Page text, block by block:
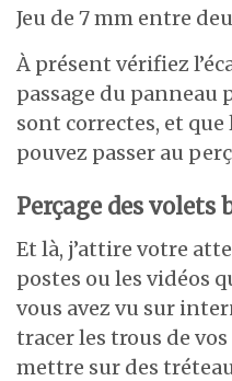
Jeu de 7 mm entre
À présent vérifiez
passage du panneau
sont correctes, et
pouvez passer au
Perçage des volets
Et là, j’attire votre
postes ou les vidéos
vous avez vu sur
tracer les trous de
mettre sur des